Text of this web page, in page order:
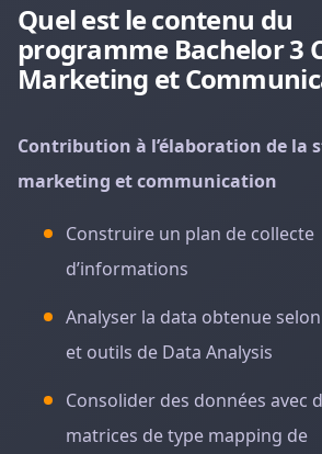
Quel est le contenu du
programme Bachelor 3
Marketing et
Contribution à l’élaboration de la
marketing et communication
Construire un plan de collecte
d’informations
Analyser la data obtenue
et outils de Data Analysis
Consolider des données avec
matrices de type mapping de